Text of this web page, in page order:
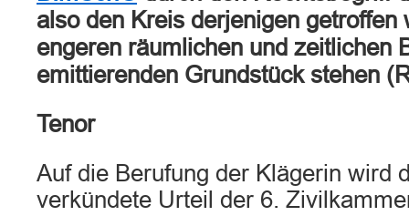
also den Kreis derjenigen getroffen
engeren räumlichen und zeitlichen
emittierenden Grundstück stehen
Tenor
Auf die Berufung der Klägerin wird
verkündete Urteil der 6.